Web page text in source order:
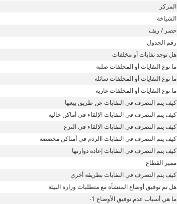
المركز
الشياخة
حضر / ريف
رقم الجدول
هل توجد نفايات أو مخلفات
ما نوع النفايات أو المخلفات صلبة
ما نوع النفايات أو المخلفات سائلة
ما نوع النفايات أو المخلفات غازية
كيف يتم التصرف في النفايات عن طريق بيعها
كيف يتم التصرف في النفايات الإلقاء في أماكن خالية
كيف يتم التصرف في النفايات الإلقاء في الترع
كيف يتم التصرف في النفايات االردم في أمناكن مخصصة
كيف يتم التصرف في النفايات إعادة دوارنها
مميز القطاع
كيف يتم التصرف في النفايات بطريقة أخري
هل تم توفيق أوضاع المنشأة مع متطلبات وزارة البيئة
ما هي أسباب عدم توفيق الأوضاع 1-